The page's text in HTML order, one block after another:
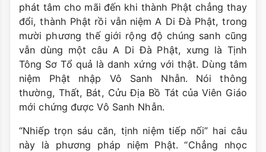
phát tâm cho mãi đến khi thành Phật chẳng thay
đổi, thành Phật rồi vẫn niệm A Di Đà Phật, trong
mười phương thế giới rộng độ chúng sanh cũng
vẫn dùng một câu A Di Đà Phật, xưng là Tịnh
Tông Sơ Tổ quả là danh xứng với thật. Dùng tâm
niệm Phật nhập Vô Sanh Nhẫn. Nói thông
thường, Thất, Bát, Cửu Địa Bồ Tát của Viên Giáo
mới chứng được Vô Sanh Nhẫn.
“Nhiếp trọn sáu căn, tịnh niệm tiếp nối” hai câu
này là phương pháp niệm Phật. “Chẳng nhọc